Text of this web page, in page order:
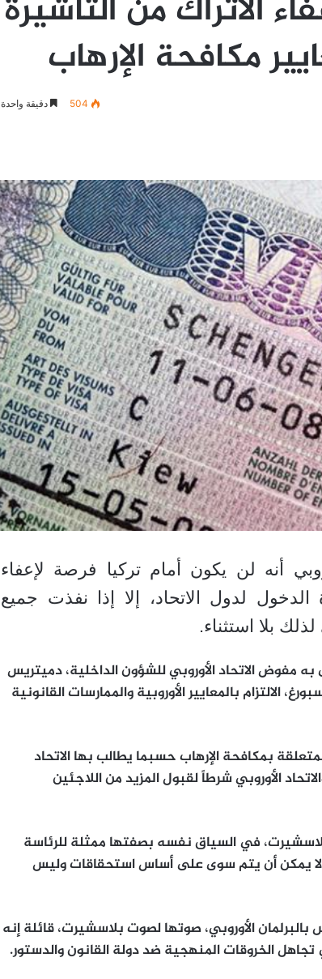
الأتراك من التأشيرة
مكافحة الإرهاب
504 دقيقة واحدة
أنه لن يكون أمام تركيا فرصة لإعفاء
لدول الاتحاد، إلا إذا نفذت جميع
بلا استثناء.
مفوض الاتحاد الأوروبي للشؤون الداخلية، دميتريس
الالتزام بالمعايير الأوروبية والممارسات القانونية
بمكافحة الإرهاب حسبما يطالب بها الاتحاد
الأوروبي شرطاً لقبول المزيد من اللاجئين
في السياق نفسه بصفتها ممثلة للرئاسة
لا يمكن أن يتم سوى على أساس استحقاقات وليس
الأوروبي، صوتها لصوت بلاسشيرت، قائلة إنه
تجاهل الخروقات المنهجية ضد دولة القانون والدستور.